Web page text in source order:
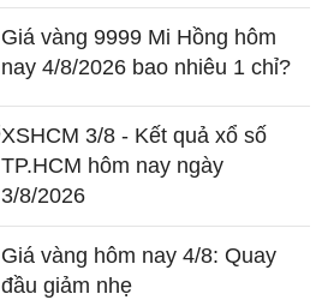
Giá vàng 9999 Mi Hồng hôm
nay 4/8/2026 bao nhiêu 1 chỉ?
XSHCM 3/8 - Kết quả xổ số
TP.HCM hôm nay ngày
3/8/2026
Giá vàng hôm nay 4/8: Quay
đầu giảm nhẹ